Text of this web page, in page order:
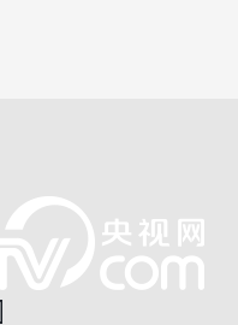
知識！